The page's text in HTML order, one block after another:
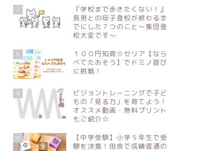
7
『学校まで歩きたくない！』
長男との母子登校が終わるま
でにした７つのこと～集団登
校大変です～
8
１００円知育☆セリア【なら
べてたおそう】でドミノ遊び
に挑戦！
9
ビジョントレーニングで子ど
もの「見る力」を育てよう！
オススメ動画・無料プリント
もご紹介☆
10
【中学受験】小学５年生で受
験を決意！田舎で成績普通の